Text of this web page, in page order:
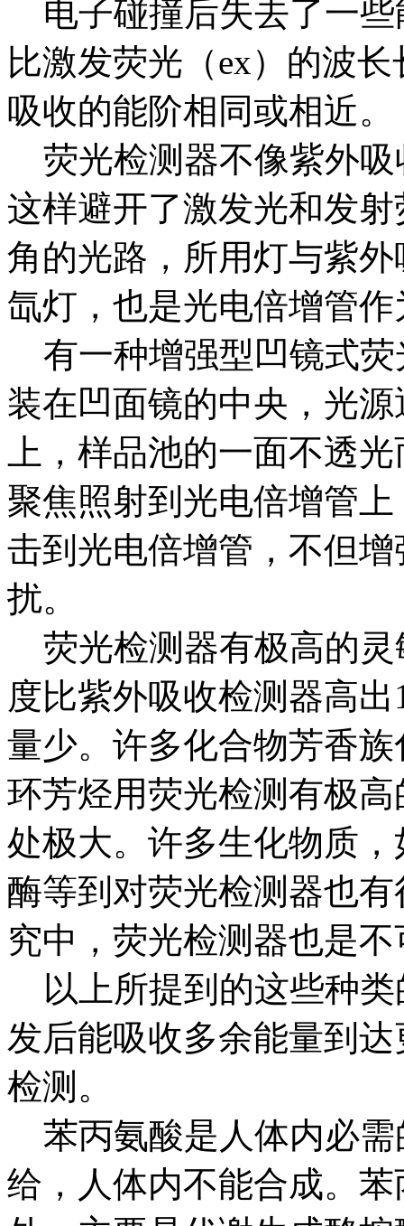
电子碰撞后失去了一些
比激发荧光（ex）的波
吸收的能阶相同或相近。
荧光检测器不像紫外吸
这样避开了激发光和发
角的光路，所用灯与紫
氙灯，也是光电倍增管
有一种增强型凹镜式荧
装在凹面镜的中央，光
上，样品池的一面不透
聚焦照射到光电倍增管
击到光电倍增管，不但
扰。
荧光检测器有极高的灵
度比紫外吸收检测器高
量少。许多化合物芳香
环芳烃用荧光检测有极
处极大。许多生化物质
酶等到对荧光检测器也
究中，荧光检测器也是
以上所提到的这些种类
发后能吸收多余能量到
检测。
苯丙氨酸是人体内必需
给，人体内不能合成。